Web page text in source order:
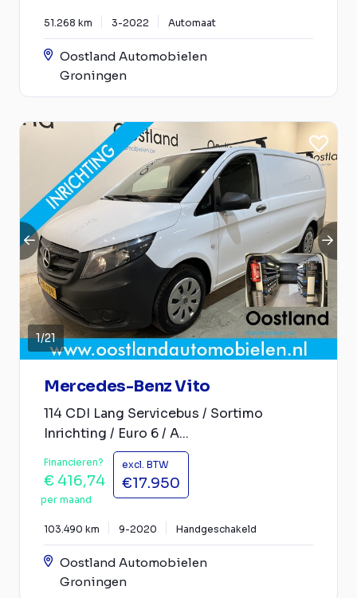
51.268 km 3-2022 Automaat
Oostland Automobielen
Groningen
1/21
Mercedes-Benz Vito
114 CDI Lang Servicebus / Sortimo
Inrichting / Euro 6 / A...
Financieren?
€ 416,74
per maand
excl. BTW
€17.950
103.490 km 9-2020 Handgeschakeld
Oostland Automobielen
Groningen